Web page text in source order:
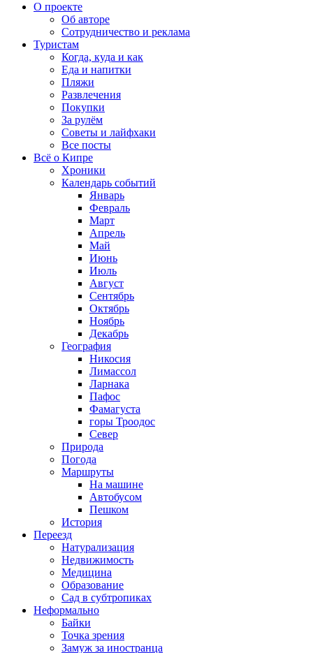
О проекте
Об авторе
Сотрудничество и реклама
Туристам
Когда, куда и как
Еда и напитки
Пляжи
Развлечения
Покупки
За рулём
Советы и лайфхаки
Все посты
Всё о Кипре
Хроники
Календарь событий
Январь
Февраль
Март
Апрель
Май
Июнь
Июль
Август
Сентябрь
Октябрь
Ноябрь
Декабрь
География
Никосия
Лимассол
Ларнака
Пафос
Фамагуста
горы Троодос
Север
Природа
Погода
Маршруты
На машине
Автобусом
Пешком
История
Переезд
Натурализация
Недвижимость
Медицина
Образование
Сад в субтропиках
Неформально
Байки
Точка зрения
Замуж за иностранца